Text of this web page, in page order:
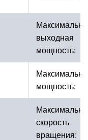
выходная
мощность:
мощность:
скорость
вращения: